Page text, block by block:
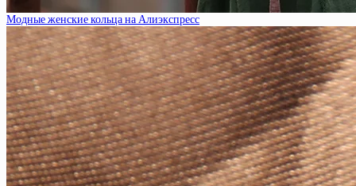
Модные женские кольца на Алиэкспресс